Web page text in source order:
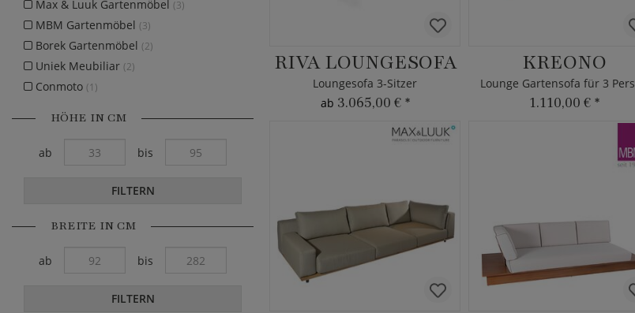
RIVA LOUNGESOFA
Loungesofa 3-Sitzer
ab 3.065,00 € *
KREONO
1.110,00 € *
Max & Luuk Gartenmöbel (3)
MBM Gartenmöbel (3)
Borek Gartenmöbel (2)
Uniek Meubiliar (2)
Conmoto (1)
HÖHE IN CM
ab bis
FILTERN
BREITE IN CM
ab bis
FILTERN